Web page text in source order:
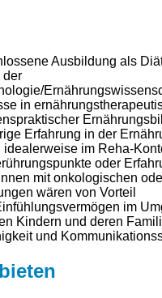
Ausbildung als
der
in
Erfahrung in der
idealerweise im Reha-
oder
mit onkologischen
wären von Vorteil
im
Kindern und deren
und